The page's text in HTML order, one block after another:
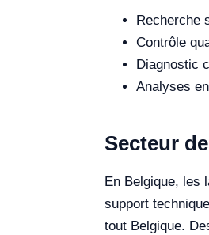
Recherche
Contrôle
Diagnostic
Analyses
Secteur
En Belgique, les
support
tout Belgique.